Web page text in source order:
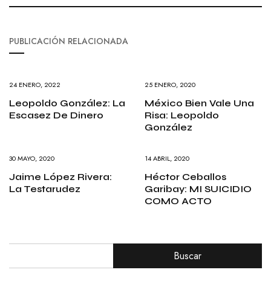
PUBLICACIÓN RELACIONADA
24 ENERO, 2022
Leopoldo González: La
Escasez De Dinero
25 ENERO, 2020
México Bien Vale Una
Risa: Leopoldo
González
30 MAYO, 2020
Jaime López Rivera:
La Testarudez
14 ABRIL, 2020
Héctor Ceballos
Garibay: MI SUICIDIO
COMO ACTO
Buscar